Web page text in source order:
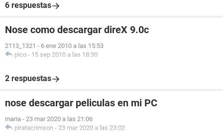
6 respuestas
Nose como descargar direX 9.0c
2113_1321 - 6 ene 2010 a las 15:53
pico - 15 sep 2010 a las 18:30
2 respuestas
nose descargar peliculas en mi PC
maria - 23 mar 2020 a las 21:06
piratacrimson - 23 mar 2020 a las 23:02